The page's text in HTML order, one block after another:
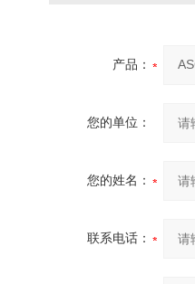
产品：
您的单位：
您的姓名：
联系电话：